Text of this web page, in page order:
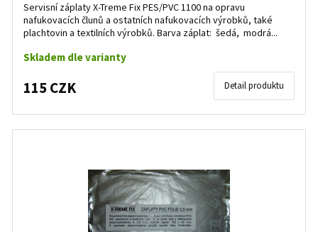
Servisní záplaty X-Treme Fix PES/PVC 1100 na opravu
nafukovacích člunů a ostatních nafukovacích výrobků, také
plachtovin a textilních výrobků. Barva záplat: šedá, modrá...
Skladem dle varianty
115 CZK Detail produktu